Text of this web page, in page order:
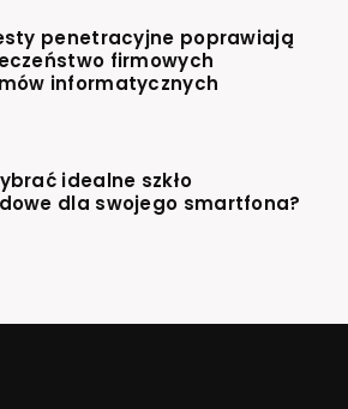
penetracyjne poprawiają
firmowych
informatycznych
idealne szkło
dla swojego smartfona?